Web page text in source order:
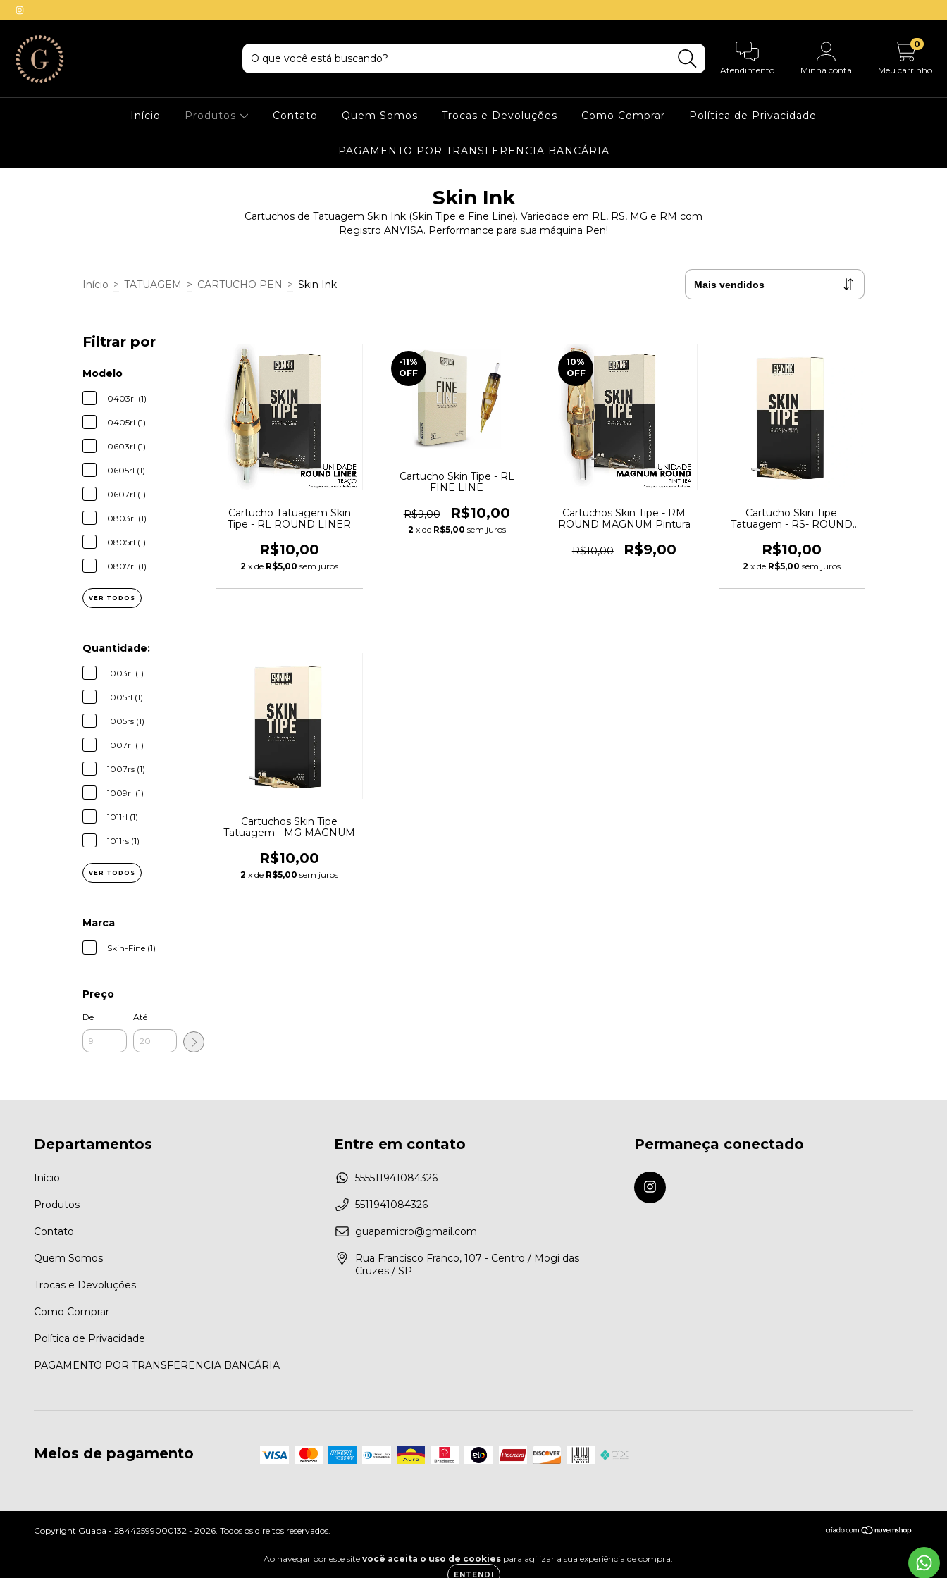
Atendimento Minha conta Meu carrinho
0
Início Produtos Contato Quem Somos Trocas e Devoluções Como Comprar Política de Privacidade
PAGAMENTO POR TRANSFERENCIA BANCÁRIA
Ao navegar por este site você aceita o uso de cookiespara agilizar a sua experiência de compra.
ENTENDI
Skin Ink
Cartuchos de Tatuagem Skin Ink (Skin Tipe e Fine Line). Variedade em RL, RS, MG e RM com
Registro ANVISA. Performance para sua máquina Pen!
Início > TATUAGEM > CARTUCHO PEN > Skin Ink
Filtrar por
Modelo
0403rl (1)
0405rl (1)
0603rl (1)
0605rl (1)
0607rl (1)
0803rl (1)
0805rl (1)
0807rl (1)
VER TODOS
Quantidade:
1003rl (1)
1005rl (1)
1005rs (1)
1007rl (1)
1007rs (1)
1009rl (1)
1011rl (1)
1011rs (1)
VER TODOS
Marca
Skin-Fine (1)
Preço
De Até
Cartucho Tatuagem Skin
Tipe - RL ROUND LINER
R$10,00
2 x de R$5,00 sem juros
-11%
OFF
Cartucho Skin Tipe - RL
FINE LINE
R$9,00 R$10,00
2 x de R$5,00 sem juros
10%
OFF
Cartuchos Skin Tipe - RM
ROUND MAGNUM Pintura
R$10,00 R$9,00
Cartucho Skin Tipe
Tatuagem - RS- ROUND
R$10,00
2 x de R$5,00 sem juros
Cartuchos Skin Tipe
Tatuagem - MG MAGNUM
R$10,00
2 x de R$5,00 sem juros
Departamentos
Início
Produtos
Contato
Quem Somos
Trocas e Devoluções
Como Comprar
Política de Privacidade
PAGAMENTO POR TRANSFERENCIA BANCÁRIA
Entre em contato
555511941084326
5511941084326
guapamicro@gmail.com
Rua Francisco Franco, 107 - Centro / Mogi das
Cruzes / SP
Permaneça conectado
Meios de pagamento
Copyright Guapa - 28442599000132 - 2026. Todos os direitos reservados.